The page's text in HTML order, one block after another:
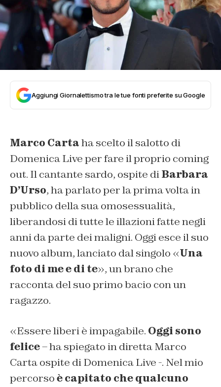
Aggiungi Giornalettismo tra le tue fonti preferite su Google
Marco Cartaha scelto il salotto di
Domenica Live per fare il proprio coming
out. Il cantante sardo, ospite diBarbara
D’Urso, ha parlato per la prima volta in
pubblico della sua omosessualità,
liberandosi di tutte le illazioni fatte negli
anni da parte dei maligni. Oggi esce il suo
nuovo album, lanciato dal singolo «Una
foto di me e di te», un brano che
racconta del suo primo bacio con un
ragazzo.
«Essere liberi è impagabile. Oggi sono
felice– ha spiegato in diretta Marco
Carta ospite di Domenica Live -. Nel mio
percorsoè capitato che qualcuno